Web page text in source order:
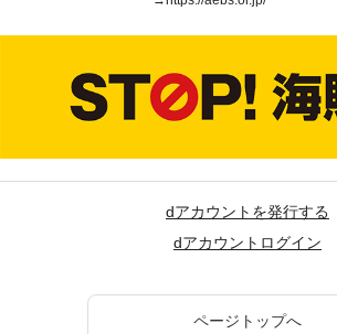
dアカウントを発行する
dアカウントログイン
ページトップへ